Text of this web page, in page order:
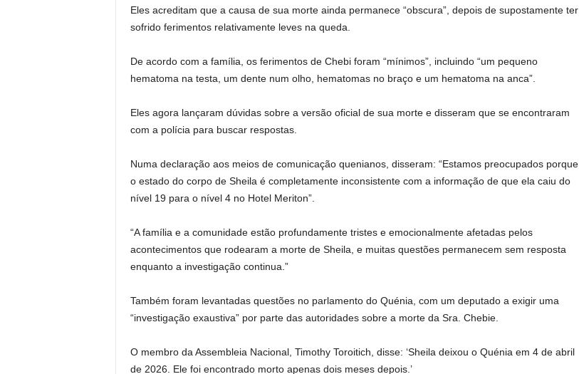
Eles acreditam que a causa de sua morte ainda permanece “obscura”, depois de supostamente ter
sofrido ferimentos relativamente leves na queda.
De acordo com a família, os ferimentos de Chebi foram “mínimos”, incluindo “um pequeno
hematoma na testa, um dente num olho, hematomas no braço e um hematoma na anca”.
Eles agora lançaram dúvidas sobre a versão oficial de sua morte e disseram que se encontraram
com a polícia para buscar respostas.
Numa declaração aos meios de comunicação quenianos, disseram: “Estamos preocupados porque
o estado do corpo de Sheila é completamente inconsistente com a informação de que ela caiu do
nível 19 para o nível 4 no Hotel Meriton”.
“A família e a comunidade estão profundamente tristes e emocionalmente afetadas pelos
acontecimentos que rodearam a morte de Sheila, e muitas questões permanecem sem resposta
enquanto a investigação continua.”
Também foram levantadas questões no parlamento do Quénia, com um deputado a exigir uma
“investigação exaustiva” por parte das autoridades sobre a morte da Sra. Chebie.
O membro da Assembleia Nacional, Timothy Toroitich, disse: ‘Sheila deixou o Quénia em 4 de abril
de 2026. Ele foi encontrado morto apenas dois meses depois.’